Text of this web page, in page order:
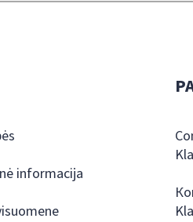
informacija